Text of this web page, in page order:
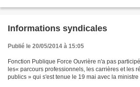
Informations syndicales
Publié le 20/05/2014 à 15:05
Fonction Publique Force Ouvrière n'a pas
les« parcours professionnels, les carrières et les
publics » qui s'est tenue le 19 mai avec la